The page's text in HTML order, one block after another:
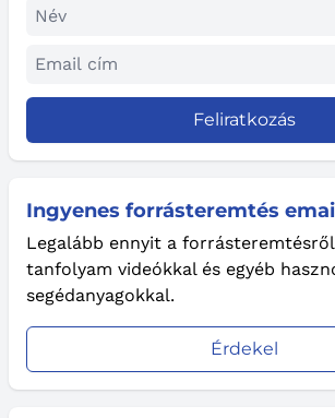
Feliratkozás
Ingyenes forrásteremtés
Legalább ennyit a
tanfolyam videókkal és egyéb
segédanyagokkal.
Érdekel